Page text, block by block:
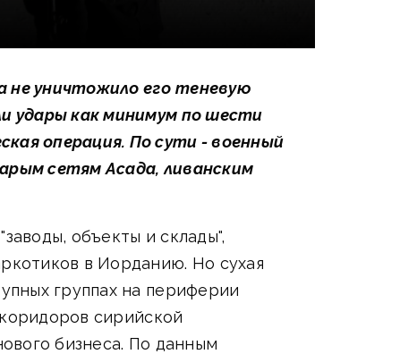
не уничтожило его теневую
удары как минимум по шести
операция. По сути - военный
сетям Асада, ливанским
объекты и склады",
в Иорданию. Но сухая
группах на периферии
сирийской
бизнеса. По данным